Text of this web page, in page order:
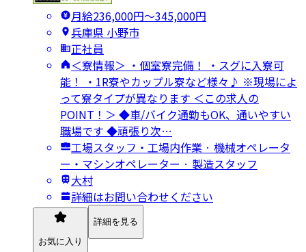
月給236,000円〜345,000円
兵庫県 小野市
正社員
＜寮情報＞ ・個室寮完備！ ・スグに入寮可
能！ ・1R寮やカップル寮など様々♪ ※現場によ
って寮タイプが異なります ＜この求人の
POINT！＞ ◆車/バイク通勤もOK、通いやすい
職場です ◆頑張り次…
工場スタッフ・工場内作業 · 機械オペレータ
ー・マシンオペレーター · 製造スタッフ
大村
詳細はお問い合わせください
お気に入り
詳細を見る